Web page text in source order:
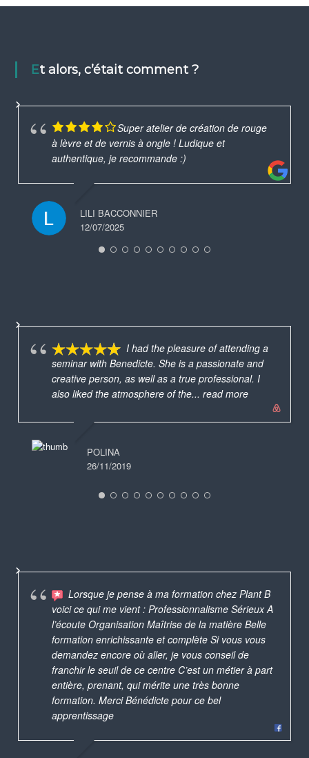
Et alors, c’était comment ?
Super atelier de création de rouge
à lèvre et de vernis à ongle ! Ludique et
authentique, je recommande :)
LILI BACCONNIER
12/07/2025
I had the pleasure of attending a
seminar with Benedicte. She is a passionate and
creative person, as well as a true professional. I
also liked the atmosphere of the... read more
POLINA
26/11/2019
Lorsque je pense à ma formation chez Plant B
voici ce qui me vient : Professionnalisme Sérieux A
l’écoute Organisation Maîtrise de la matière Belle
formation enrichissante et complète Si vous vous
demandez encore où aller, je vous conseil de
franchir le seuil de ce centre C’est un métier à part
entière, prenant, qui mérite une très bonne
formation. Merci Bénédicte pour ce bel
apprentissage